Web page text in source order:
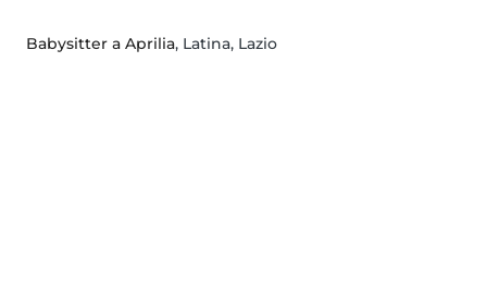
Babysitter a Aprilia, Latina, Lazio